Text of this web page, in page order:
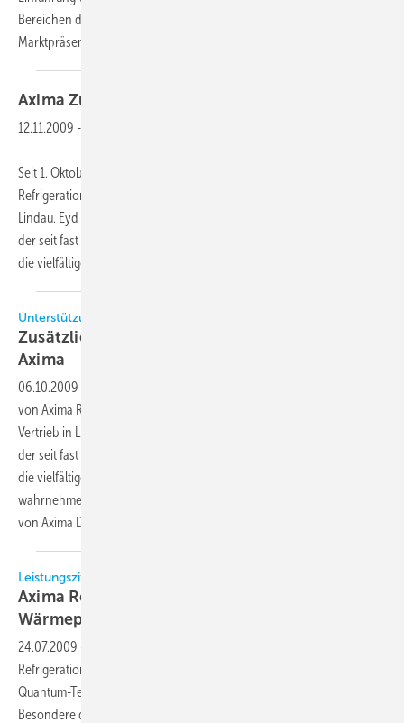
Bereichen der Energie- und Umwelteffizienz ausbauen, seine
Marktpräsenz stärken und das Wachstum
Axima Zusätzlicher Geschäftsführer
12.11.2009 -
Seit 1. Oktober 2009 ist ein Führungsduo an der Spitze von Axima
Refrigeration: Andreas Eyd (41) ist neuer Geschäftsführer Vertrieb in
Lindau. Eyd wird gemeinsam mit Dr. Martin Altenbokum (Bild rechts),
der seit fast fünf Jahren Geschäftsführer der Axima Refrigeration ist,
dievielfältigen...
Unterstützung für Dr. Martin Altenbokum
Zusätzlicher Geschäftsführer Vertrieb bei
Axima
06.10.2009
von Axima Refrigeration: Andreas Eyd (41) ist neuer Geschäftsführer
Vertrieb in Lindau. Eyd wird gemeinsam mit Dr. Martin Altenbokum,
der seit fast fünf Jahren Geschäftsführer der Axima Refrigeration ist,
die vielfältigen Führungsaufgaben bei der Axima Refrigeration
wahrnehmen. Beide berichten an Manfred Schmitz, Geschäftsführer
von Axima Deutschland.
Leistungsziffern bis 7
Axima Refrigeration setzt verstärkt auf ölfreie
Wärmepumpen
24.07.2009
Refrigeration künftig verstärkt auf den Vertrieb seiner ölfreien
Quantum-Technologie für den Einsatz als Wärmepumpe. Das
Besondere daran sei, dass die Quantum-Technologie in drei Varianten